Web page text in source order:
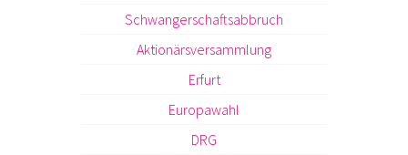
Schwangerschaftsabbruch
Aktionärsversammlung
Erfurt
Europawahl
DRG